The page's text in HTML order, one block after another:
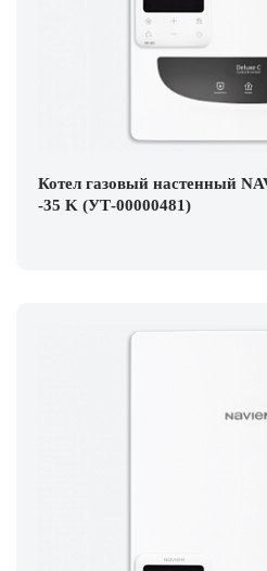
Котел газовый настенный
-35 K (УТ-00000481)